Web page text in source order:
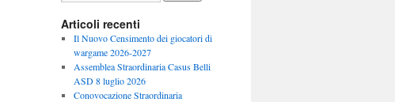
Articoli recenti
Il Nuovo Censimento dei giocatori di
wargame 2026-2027
Assemblea Straordinaria Casus Belli
ASD 8 luglio 2026
Conovocazione Straordinaria